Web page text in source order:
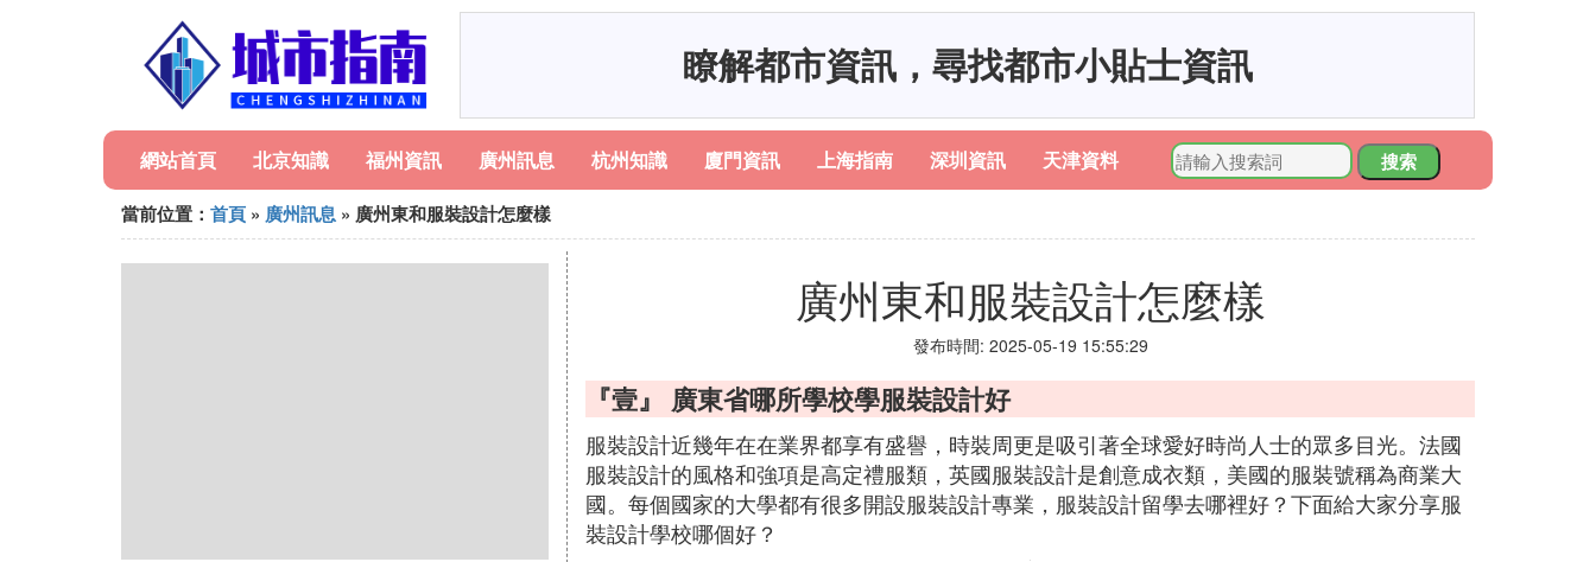
瞭解都市資訊，尋找都市小貼士資訊
網站首頁 北京知識 福州資訊 廣州訊息 杭州知識 廈門資訊 上海指南 深圳資訊 天津資料
搜索
當前位置： 首頁 » 廣州訊息 » 廣州東和服裝設計怎麼樣
廣州東和服裝設計怎麼樣
發布時間: 2025-05-19 15:55:29
『壹』 廣東省哪所學校學服裝設計好
服裝設計近幾年在在業界都享有盛譽，時裝周更是吸引著全球愛好時尚人士的眾多目光。法國
服裝設計的風格和強項是高定禮服類，英國服裝設計是創意成衣類，美國的服裝號稱為商業大
國。每個國家的大學都有很多開設服裝設計專業，服裝設計留學去哪裡好？下面給大家分享服
裝設計學校哪個好？